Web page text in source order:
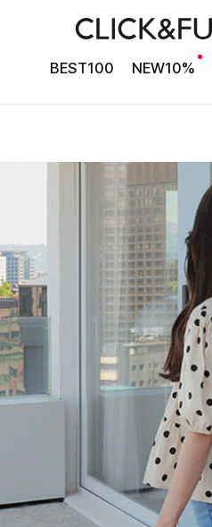
BEST100 NEW10%